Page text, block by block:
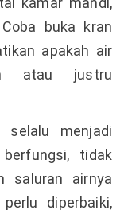
buka kran
apakah air
atau justru
menjadi
tidak
saluran airnya
diperbaiki,